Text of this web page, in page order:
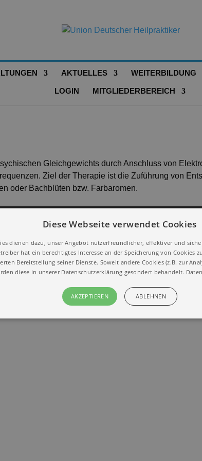
AKTUELLES WEITERBILDUNG
LOGIN MITGLIEDERBEREICH
Gleichgewichts durch Anschluss von
Ziel der Therapie ist die Zuführung von
oder Bachblüten bzw. Farbaromen.
Diese Webseite verwendet Cookies
dienen dazu, unser Angebot nutzerfreundlicher, effektiver und
hat ein berechtigtes Interesse an der Speicherung von Cookies
Bereitstellung seiner Dienste. Soweit andere Cookies (z.B. zur
diese in unserer Datenschutzerklärung gesondert behandelt.
AKZEPTIEREN ABLEHNEN